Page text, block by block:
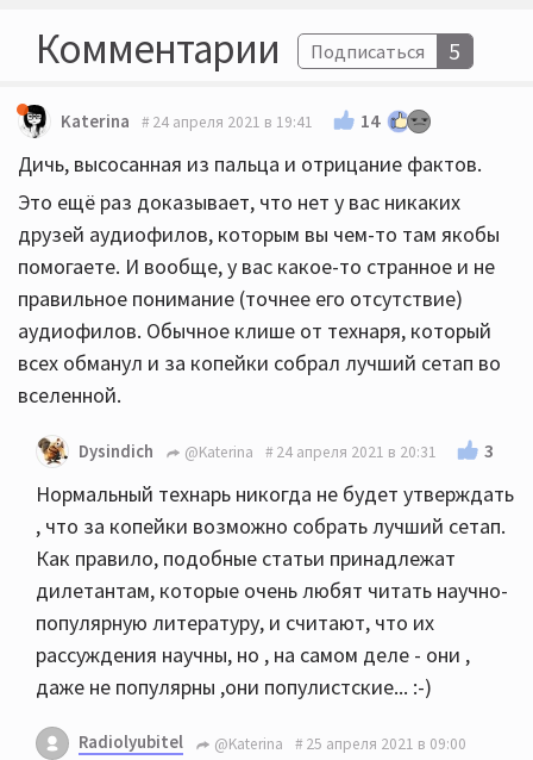
Комментарии Подписаться 5
Katerina 24 апреля 2021 в 19:41 14
Дичь, высосанная из пальца и отрицание фактов.
Это ещё раз доказывает, что нет у вас никаких
друзей аудиофилов, которым вы чем-то там якобы
помогаете. И вообще, у вас какое-то странное и не
правильное понимание (точнее его отсутствие)
аудиофилов. Обычное клише от технаря, который
всех обманул и за копейки собрал лучший сетап во
вселенной.
Dysindich @Katerina 24 апреля 2021 в 20:31 3
Нормальный технарь никогда не будет утверждать
, что за копейки возможно собрать лучший сетап.
Как правило, подобные статьи принадлежат
дилетантам, которые очень любят читать научно-
популярную литературу, и считают, что их
рассуждения научны, но , на самом деле - они ,
даже не популярны ,они популистские... :-)
Radiolyubitel @Katerina 25 апреля 2021 в 09:00